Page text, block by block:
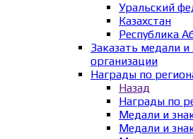
Уральский
Казахстан
Республика
Заказать медали
организации
Награды по
Назад
Награды по
Медали и
Медали и